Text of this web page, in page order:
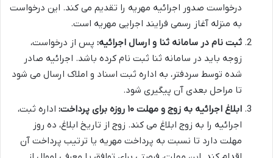
درخواست صدور اجرائیه مهریه را تقدیم می کند. این درخواست
به منزله آغاز رسمی فرایند اجرایی مهریه است.
ثبت نام در سامانه ثنا و ارسال اجرائیه: پس از درخواست،
زوجه باید در سامانه ثنا ثبت نام کرده باشد. اجرائیه صادر
شده توسط سردفتر، به اداره ثبت اسناد و املاک ارسال می شود
تا مراحل بعدی آن پیگیری شود.
ابلاغ اجرائیه به زوج و مهلت ۱۰ روزه برای پرداخت:
اداره ثبت،
اجرائیه را به زوج ابلاغ می کند. زوج از تاریخ ابلاغ، ده روز
مهلت دارد تا نسبت به پرداخت مهریه یا ترتیب پرداخت آن